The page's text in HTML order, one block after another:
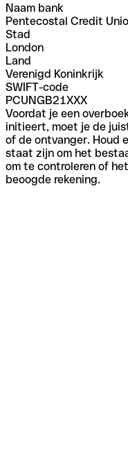
Naam bank
Pentecostal Credit
Stad
London
Land
Verenigd Koninkrijk
SWIFT-code
PCUNGB21XXX
Voordat je een
initieert, moet je de
of de ontvanger. Houd
staat zijn om het
om te controleren of
beoogde rekening.